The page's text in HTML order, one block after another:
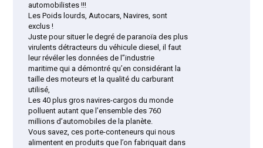
automobilistes !!!
Les Poids lourds, Autocars, Navires, sont
exclus !
Juste pour situer le degré de paranoïa des plus
virulents détracteurs du véhicule diesel, il faut
leur révéler les données de l’’industrie
maritime qui a démontré qu’en considérant la
taille des moteurs et la qualité du carburant
utilisé,
Les 40 plus gros navires-cargos du monde
polluent autant que l’ensemble des 760
millions d’automobiles de la planète.
Vous savez, ces porte-conteneurs qui nous
alimentent en produits que l’on fabriquait dans